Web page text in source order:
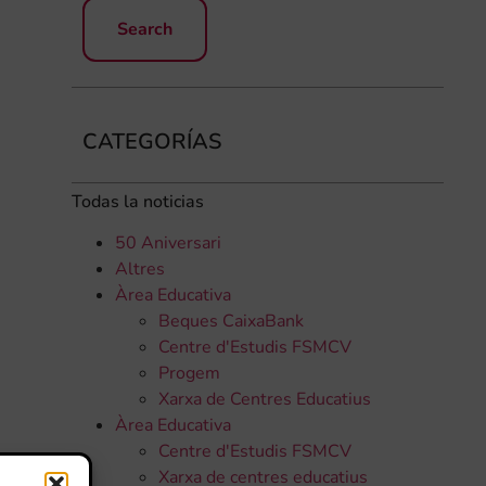
CATEGORÍAS
Todas la noticias
50 Aniversari
Altres
Àrea Educativa
Beques CaixaBank
Centre d'Estudis FSMCV
Progem
Xarxa de Centres Educatius
Àrea Educativa
Centre d'Estudis FSMCV
Xarxa de centres educatius